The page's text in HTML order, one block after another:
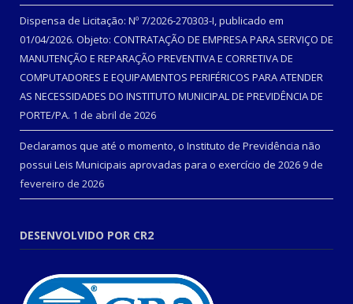
Dispensa de Licitação: Nº 7/2026-270303-I, publicado em
01/04/2026. Objeto: CONTRATAÇÃO DE EMPRESA PARA SERVIÇO DE
MANUTENÇÃO E REPARAÇÃO PREVENTIVA E CORRETIVA DE
COMPUTADORES E EQUIPAMENTOS PERIFÉRICOS PARA ATENDER
AS NECESSIDADES DO INSTITUTO MUNICIPAL DE PREVIDÊNCIA DE
PORTE/PA. 1 de abril de 2026
Declaramos que até o momento, o Instituto de Previdência não
possui Leis Municipais aprovadas para o exercício de 2026 9 de
fevereiro de 2026
DESENVOLVIDO POR CR2